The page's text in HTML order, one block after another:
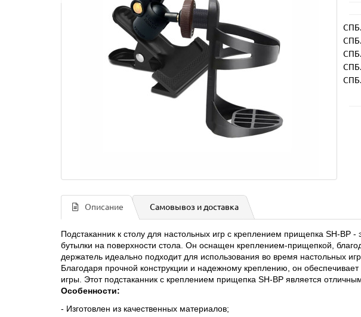
Описание Самовывоз и доставка
Подстаканник к столу для настольных игр с креплением прищепка SH-BP
бутылки на поверхности стола. Он оснащен креплением-прищепкой,
держатель идеально подходит для использования во время настольных
Благодаря прочной конструкции и надежному креплению, он
игры. Этот подстаканник с креплением прищепка SH-BP является
Особенности:
- Изготовлен из качественных материалов;